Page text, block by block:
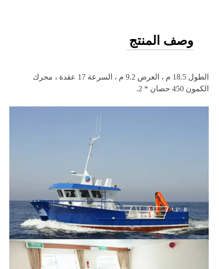
وصف المنتج
الطول 18.5 م ، العرض 9.2 م ، السرعة 17 عقدة ، محرك
الكمون 450 حصان * 2.